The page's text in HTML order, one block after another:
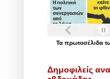
Τα πρωτοσέλιδα
Δημοφιλείς